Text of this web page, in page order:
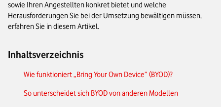
sowie Ihren Angestellten konkret bietet und welche
Herausforderungen Sie bei der Umsetzung bewältigen müssen,
erfahren Sie in diesem Artikel.
Inhaltsverzeichnis
Wie funktioniert „Bring Your Own Device” (BYOD)?
So unterscheidet sich BYOD von anderen Modellen